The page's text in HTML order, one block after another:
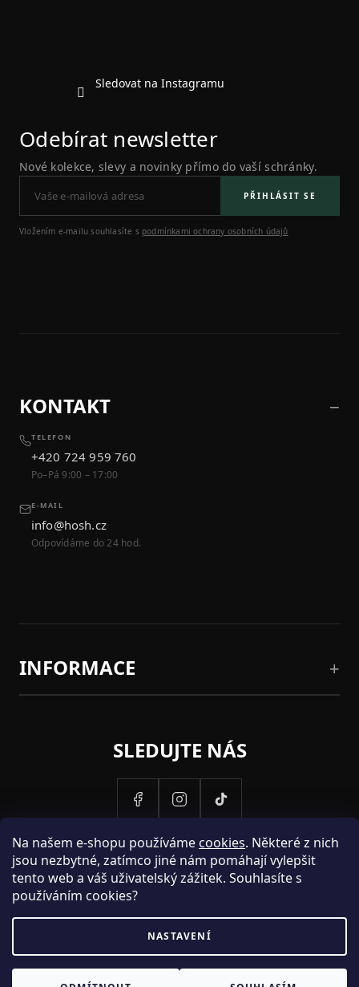
Na našem e-shopu používáme cookies. Některé z nich
jsou nezbytné, zatímco jiné nám pomáhají vylepšit
tento web a váš uživatelský zážitek. Souhlasíte s
používáním cookies?
NASTAVENÍ
Sledovat na Instagramu
Odebírat newsletter
Nové kolekce, slevy a novinky přímo do vaší schránky.
PŘIHLÁSIT SE
Vložením e-mailu souhlasíte s podmínkami ochrany osobních údajů
KONTAKT
TELEFON
+420 724 959 760
Po–Pá 9:00 – 17:00
E-MAIL
info@hosh.cz
Odpovídáme do 24 hod.
INFORMACE
SLEDUJTE NÁS
PROVOZOVATELEM STRANEK HOSH.CZ JE SPOLECNOST PAK